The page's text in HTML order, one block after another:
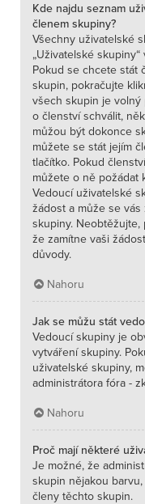
Kde najdu seznam
členem skupiny?
Všechny uživatelské
„Uživatelské
Pokud se chcete stát
skupin, pokračujte
všech skupin je
o členství schválit,
můžou být dokonce
můžete se stát jejím
tlačítko. Pokud
můžete o ně požádat
Vedoucí uživatelské
žádost a může se
skupiny.
že zamítne vaši
důvody.
Nahoru
Jak se můžu stát
Vedoucí skupiny je
vytváření skupiny.
uživatelské skupiny,
administrátora fóra -
Nahoru
Proč mají některé
Je možné, že
skupin nějakou
členy těchto skupin.